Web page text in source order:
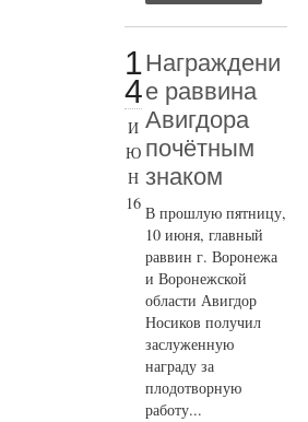
1
4
И
Ю
Н
16
Награждени
е раввина
Авигдора
почётным
знаком
В прошлую пятницу,
10 июня, главный
раввин г. Воронежа
и Воронежской
области Авигдор
Носиков получил
заслуженную
награду за
плодотворную
работу...